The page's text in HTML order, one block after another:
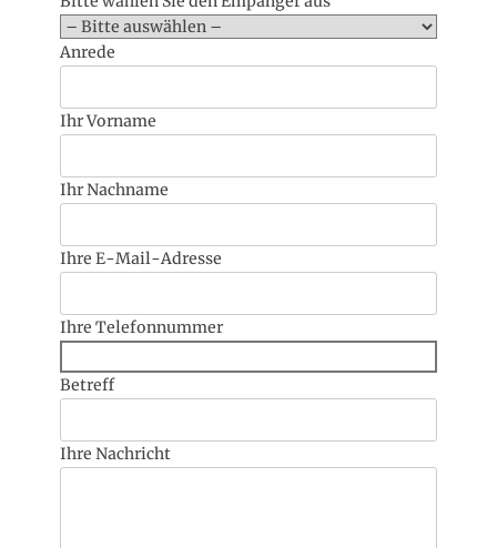
Anrede
Ihr Vorname
Ihr Nachname
Ihre E-Mail-Adresse
Ihre Telefonnummer
Betreff
Ihre Nachricht